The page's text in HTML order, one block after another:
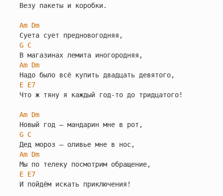
Везу пакеты и коробки.
Am Dm
G C
Am Dm
E E7
Что ж тяну я каждый год-то до тридцатого!
Am Dm
G C
Am Dm
E E7
И пойдём искать приключения!